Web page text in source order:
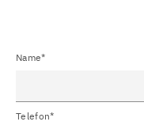
Name*
Telefon*